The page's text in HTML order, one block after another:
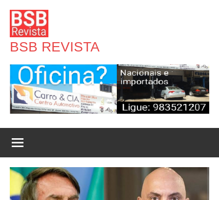
para
conteúdo
BSB REVISTA